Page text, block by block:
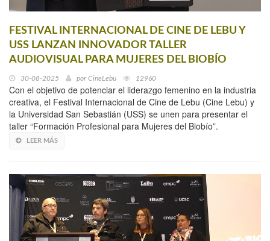
FESTIVAL INTERNACIONAL DE CINE DE LEBU Y
USS LANZAN INNOVADOR TALLER
AUDIOVISUAL PARA MUJERES DEL BIOBÍO
30-08-2025 por CineLebu 12960
Con el objetivo de potenciar el liderazgo femenino en la industria
creativa, el Festival Internacional de Cine de Lebu (Cine Lebu) y
la Universidad San Sebastián (USS) se unen para presentar el
taller “Formación Profesional para Mujeres del Biobío”.
LEER MÁS